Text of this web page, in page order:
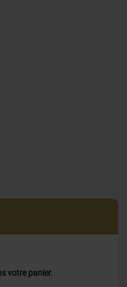
votre panier.